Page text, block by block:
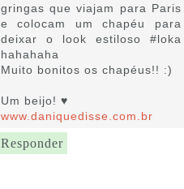
gringas que viajam para Paris
e colocam um chapéu para
deixar o look estiloso #loka
hahahaha
Muito bonitos os chapéus!! :)
Um beijo! ♥
www.daniquedisse.com.br
Responder